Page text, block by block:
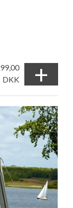
99,00
DKK
+